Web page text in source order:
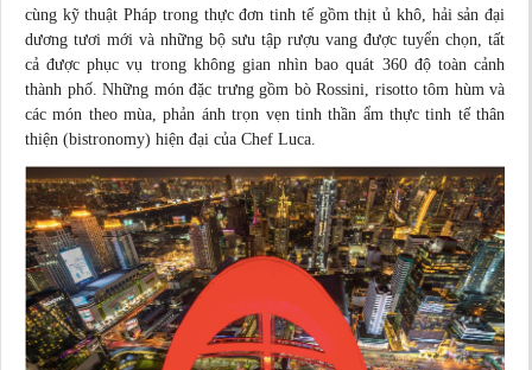
cùng kỹ thuật Pháp trong thực đơn tinh tế gồm thịt ủ khô, hải sản đại
dương tươi mới và những bộ sưu tập rượu vang được tuyển chọn, tất
cả được phục vụ trong không gian nhìn bao quát 360 độ toàn cảnh
thành phố. Những món đặc trưng gồm bò Rossini, risotto tôm hùm và
các món theo mùa, phản ánh trọn vẹn tinh thần ẩm thực tinh tế thân
thiện (bistronomy) hiện đại của Chef Luca.